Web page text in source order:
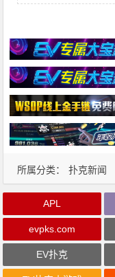
所属分类： 扑克新闻
APL
evpks.com
EV扑克